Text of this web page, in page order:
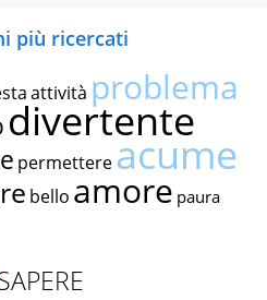
più ricercati
attività problema
divertente
permettereacume
bello amore paura